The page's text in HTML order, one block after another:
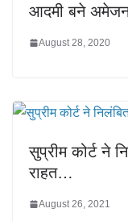
आदमी बने
August 28, 2020
सुप्रीम कोर्ट ने
राहत…
August 26, 2021